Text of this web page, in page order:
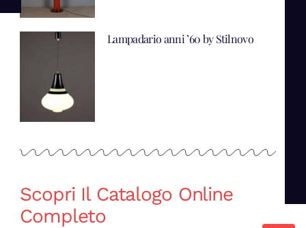
Lampadario anni ’60 by Stilnovo
Scopri Il Catalogo Online
Completo